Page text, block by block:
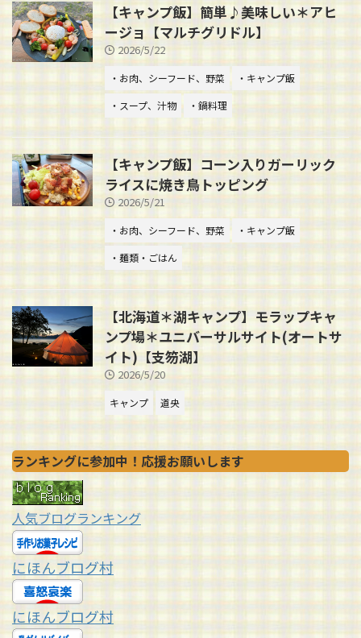
【キャンプ飯】簡単♪美味しい＊アヒ
ージョ【マルチグリドル】
2026/5/22
・お肉、シーフード、野菜
・キャンプ飯
・スープ、汁物
・鍋料理
【キャンプ飯】コーン入りガーリック
ライスに焼き鳥トッピング
2026/5/21
・お肉、シーフード、野菜
・キャンプ飯
・麺類・ごはん
【北海道＊湖キャンプ】モラップキャ
ンプ場＊ユニバーサルサイト(オートサ
イト)【支笏湖】
2026/5/20
キャンプ 道央
ランキングに参加中！応援お願いします
人気ブログランキング
にほんブログ村
にほんブログ村